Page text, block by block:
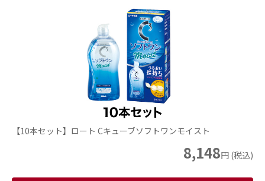
【10本セット】ロート Cキューブソフトワンモイスト
8,148円 (税込)